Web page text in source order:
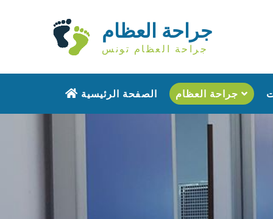
جراحة العظام
جراحة العظام تونس
الصفحة الرئيسية جراحة العظام